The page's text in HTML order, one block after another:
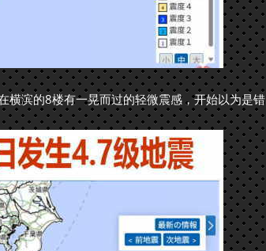
滨的8楼有一晃而过的轻微震感，开始以为是错